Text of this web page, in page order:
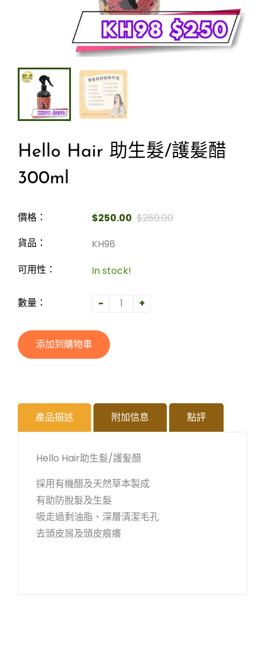
Hello Hair 助生髮/護髪醋
300ml
價格： $250.00 $280.00
貨品： KH98
可用性： In stock!
數量： - +
添加到購物車
產品描述 附加信息 點評
Hello Hair助生髮/護髪醋
採用有機醋及天然草本製成
有助防脫髮及生髮
吸走過剩油脂、深層清潔毛孔
去頭皮屑及頭皮痕癢